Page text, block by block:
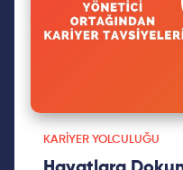
KARIYER YOLCULUĞU